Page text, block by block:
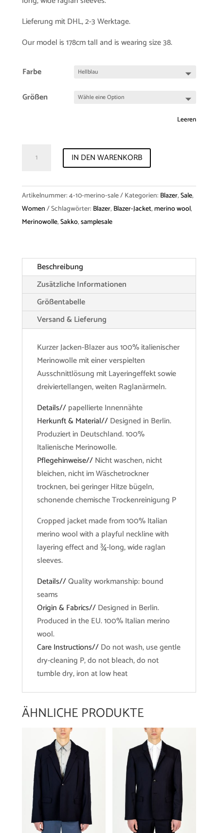
Lieferung mit DHL, 2-3 Werktage.
Our model is 178cm tall and is wearing size 38.
Farbe
Größen
Leeren
Jacket
"Lola"
Merino
IN DEN WARENKORB
Artikelnummer:4-10-merino-sale Kategorien: Blazer,Sale,
Women Schlagwörter: Blazer, Blazer-Jacket,merino wool,
Merinowolle,Sakko,samplesale
Beschreibung
Zusätzliche Informationen
Größentabelle
Versand & Lieferung
Kurzer Jacken-Blazer aus 100% italienischer
Merinowolle mit einer verspielten
Ausschnittlösung mit Layeringeffekt sowie
dreiviertellangen, weiten Raglanärmeln.
Details//papellierte Innennähte
Herkunft & Material//Designed in Berlin.
Produziert in Deutschland. 100%
Italienische Merinowolle.
Pflegehinweise//Nicht waschen, nicht
bleichen, nicht im Wäschetrockner
trocknen, bei geringer Hitze bügeln,
schonende chemische Trockenreinigung P
Cropped jacket made from 100% Italian
merino wool with a playful neckline with
layering effect and ¾-long, wide raglan
sleeves.
Details//Quality workmanship: bound
seams
Origin & Fabrics//Designed in Berlin.
Produced in the EU. 100% Italian merino
wool.
Care Instructions//Do not wash, use gentle
dry-cleaning P, do not bleach, do not
tumble dry, iron at low heat
ÄHNLICHE PRODUKTE